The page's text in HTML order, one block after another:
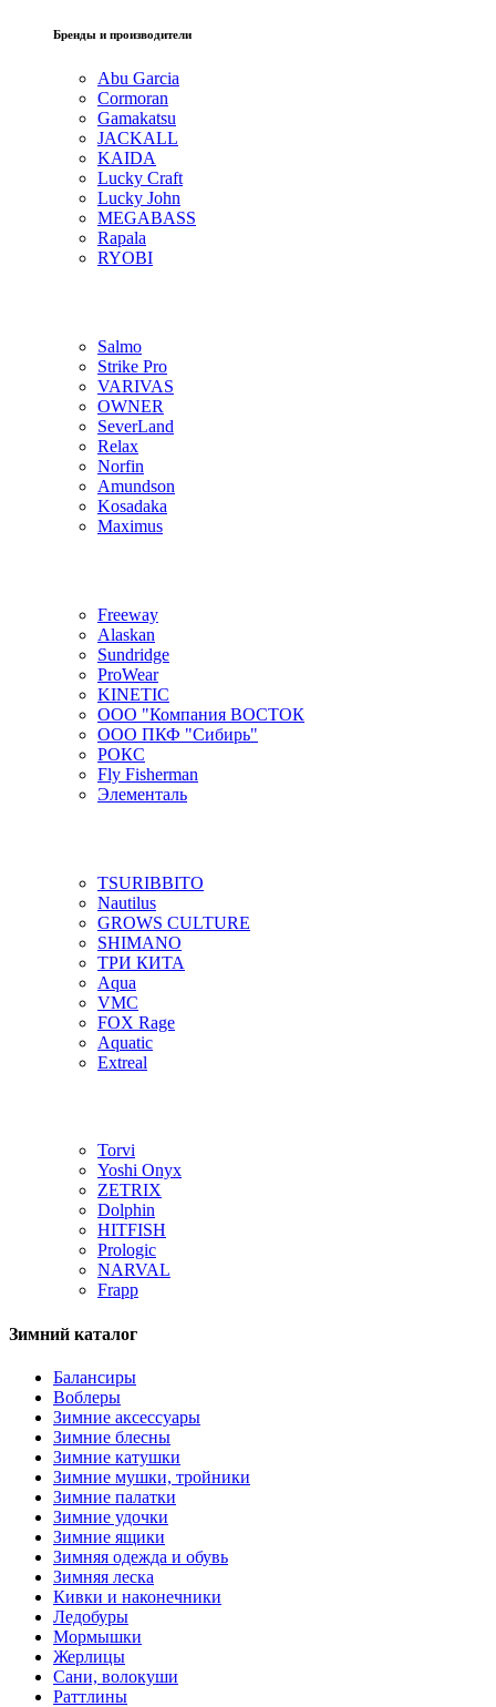
Бренды и производители
Abu Garcia
Cormoran
Gamakatsu
JACKALL
KAIDA
Lucky Craft
Lucky John
MEGABASS
Rapala
RYOBI
Salmo
Strike Pro
VARIVAS
OWNER
SeverLand
Relax
Norfin
Amundson
Kosadaka
Maximus
Freeway
Alaskan
Sundridge
ProWear
KINETIC
ООО "Компания ВОСТОК
ООО ПКФ "Сибирь"
РОКС
Fly Fisherman
Элементаль
TSURIBBITO
Nautilus
GROWS CULTURE
SHIMANO
ТРИ КИТА
Aqua
VMC
FOX Rage
Aquatic
Extreal
Torvi
Yoshi Onyx
ZETRIX
Dolphin
HITFISH
Prologic
NARVAL
Frapp
Зимний каталог
Балансиры
Воблеры
Зимние аксессуары
Зимние блесны
Зимние катушки
Зимние мушки, тройники
Зимние палатки
Зимние удочки
Зимние ящики
Зимняя одежда и обувь
Зимняя леска
Кивки и наконечники
Ледобуры
Мормышки
Жерлицы
Сани, волокуши
Раттлины